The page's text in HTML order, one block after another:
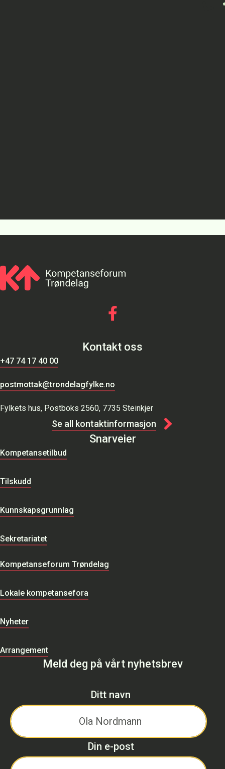
Gå til vår Facebook
Kontakt oss
+47 74 17 40 00
postmottak@trondelagfylke.no
Fylkets hus, Postboks 2560, 7735 Steinkjer
Se all kontaktinformasjon
Snarveier
Kompetansetilbud
Tilskudd
Kunnskapsgrunnlag
Sekretariatet
Kompetanseforum Trøndelag
Lokale kompetansefora
Nyheter
Arrangement
Meld deg på vårt nyhetsbrev
Ditt navn
Din e-post